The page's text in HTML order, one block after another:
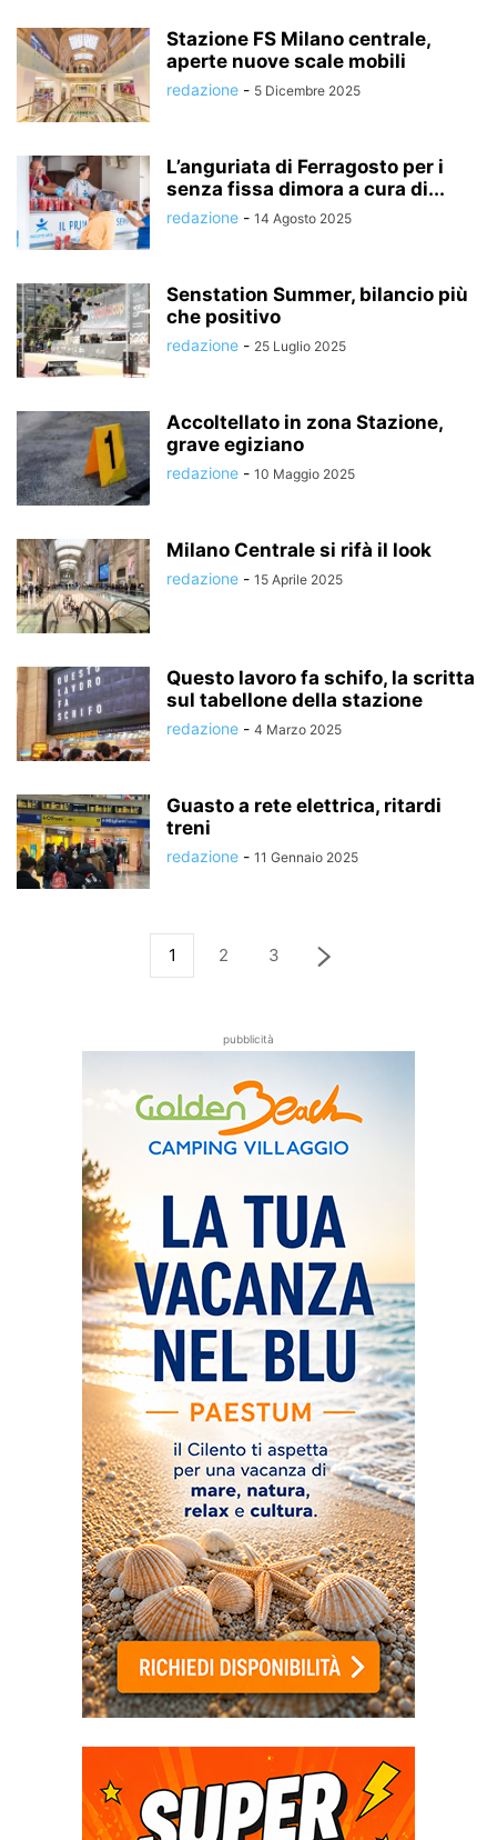
Stazione FS Milano centrale,
aperte nuove scale mobili
redazione - 5 Dicembre 2025
L’anguriata di Ferragosto per i
senza fissa dimora a cura di...
redazione - 14 Agosto 2025
Senstation Summer, bilancio più
che positivo
redazione - 25 Luglio 2025
Accoltellato in zona Stazione,
grave egiziano
redazione - 10 Maggio 2025
Milano Centrale si rifà il look
redazione - 15 Aprile 2025
Questo lavoro fa schifo, la scritta
sul tabellone della stazione
redazione - 4 Marzo 2025
Guasto a rete elettrica, ritardi
treni
redazione - 11 Gennaio 2025
1 2 3
pubblicità